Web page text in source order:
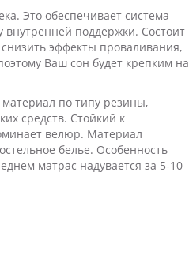
Это обеспечивает система
внутренней поддержки. Состоит
эффекты проваливания,
Ваш сон будет крепким на
по типу резины,
средств. Стойкий к
велюр. Материал
белье. Особенность
матрас надувается за 5-10